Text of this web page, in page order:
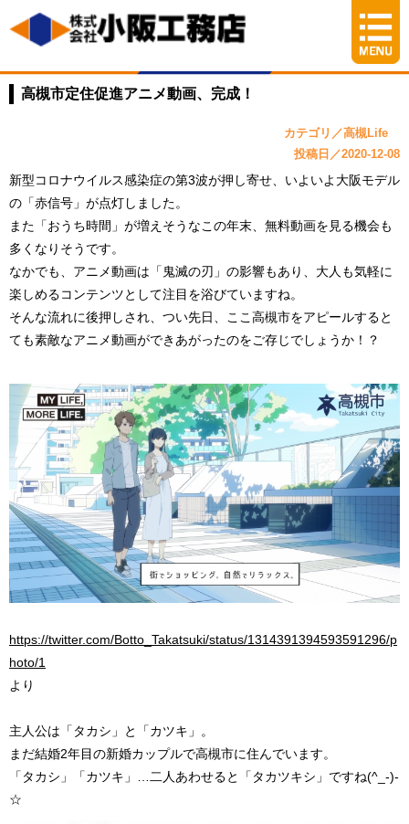
高槻市定住促進アニメ動画、完成！
カテゴリ／高槻Life
投稿日／2020-12-08
新型コロナウイルス感染症の第3波が押し寄せ、いよいよ大阪モデル
の「赤信号」が点灯しました。
また「おうち時間」が増えそうなこの年末、無料動画を見る機会も
多くなりそうです。
なかでも、アニメ動画は「鬼滅の刃」の影響もあり、大人も気軽に
楽しめるコンテンツとして注目を浴びていますね。
そんな流れに後押しされ、つい先日、ここ高槻市をアピールすると
ても素敵なアニメ動画ができあがったのをご存じでしょうか！？
https://twitter.com/Botto_Takatsuki/status/1314391394593591296/p
hoto/1
より
主人公は「タカシ」と「カツキ」。
まだ結婚2年目の新婚カップルで高槻市に住んでいます。
「タカシ」「カツキ」…二人あわせると「タカツキシ」ですね(^_-)-
☆